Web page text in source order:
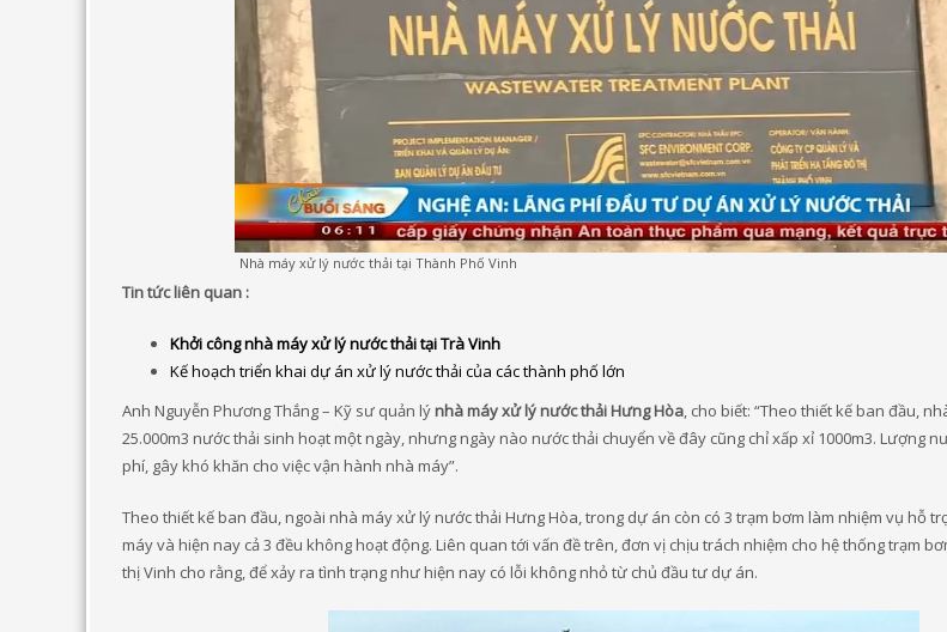
Nhà máy xử lý nước thải tại Thành Phố Vinh
Tin tức liên quan :
Khởi công nhà máy xử lý nước thải tại Trà Vinh
Kế hoạch triển khai dự án xử lý nước thải của các thành phố lớn
Anh Nguyễn Phương Thắng – Kỹ sư quản lýnhà máy xử lý nước thải Hưng Hòa, cho biết: “Theo thiết kế ban đầu,
25.000m3 nước thải sinh hoạt một ngày, nhưng ngày nào nước thải chuyển về đây cũng chỉ xấp xỉ 1000m3. Lượng
phí, gây khó khăn cho việc vận hành nhà máy”.
Theo thiết kế ban đầu, ngoài nhà máy xử lý nước thải Hưng Hòa, trong dự án còn có 3 trạm bơm làm nhiệm vụ hỗ
máy và hiện nay cả 3 đều không hoạt động. Liên quan tới vấn đề trên, đơn vị chịu trách nhiệm cho hệ thống trạm
thị Vinh cho rằng, để xảy ra tình trạng như hiện nay có lỗi không nhỏ từ chủ đầu tư dự án.